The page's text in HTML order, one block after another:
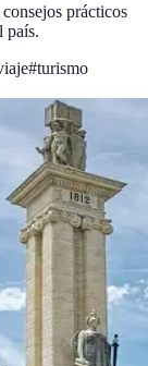
prácticos
país.
#turismo